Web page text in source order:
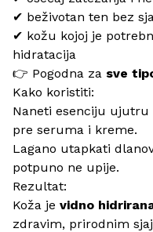
✔ beživotan ten bez
✔ kožu kojoj je
hidratacija
👉 Pogodna za sve
Kako koristiti:
Naneti esenciju
pre seruma i kreme.
Lagano utapkati
potpuno ne upije.
Rezultat:
Koža je vidno
zdravim, prirodnim